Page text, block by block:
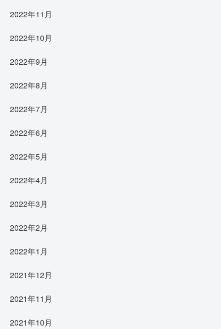
2022年11月
2022年10月
2022年9月
2022年8月
2022年7月
2022年6月
2022年5月
2022年4月
2022年3月
2022年2月
2022年1月
2021年12月
2021年11月
2021年10月